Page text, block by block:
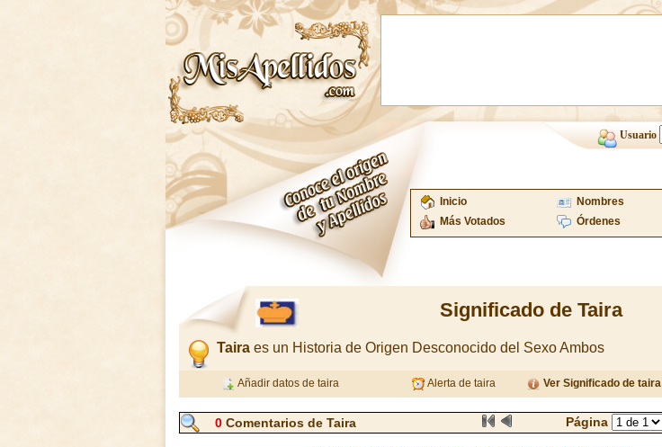
Usuario
Inicio Nombres
Más Votados
Órdenes
Significado de Taira
Taira es un Historia de Origen Desconocido del Sexo Ambos
Añadir datos de taira Alerta de taira Ver Significado de taira
0Comentarios de Taira Página